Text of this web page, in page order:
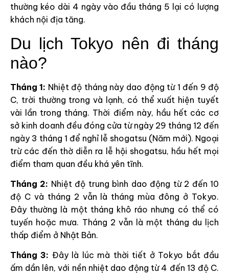
thường kéo dài 4 ngày vào đầu tháng 5 lại có lượng
khách nội địa tăng.
Du lịch Tokyo nên đi tháng
nào?
Tháng 1: Nhiệt độ tháng này dao động từ 1 đến 9 độ
C, trời thường trong và lạnh, có thể xuất hiện tuyết
vài lần trong tháng. Thời điểm này, hầu hết các cơ
sở kinh doanh đều đóng cửa từ ngày 29 tháng 12 đến
ngày 3 tháng 1 để nghỉ lễ shogatsu (Năm mới). Ngoại
trừ các đến thờ diễn ra lễ hội shogatsu, hầu hết mọi
điểm tham quan đều khá yên tĩnh.
Tháng 2: Nhiệt độ trung bình dao động từ 2 đến 10
độ C và tháng 2 vẫn là tháng mùa đông ở Tokyo.
Đây thường là một tháng khô ráo nhưng có thể có
tuyến hoặc mưa. Tháng 2 vẫn là một tháng du lịch
thấp điểm ở Nhật Bản.
Tháng 3: Đây là lúc mà thời tiết ở Tokyo bắt đầu
ấm dần lên, với nền nhiệt dao động từ 4 đến 13 độ C.